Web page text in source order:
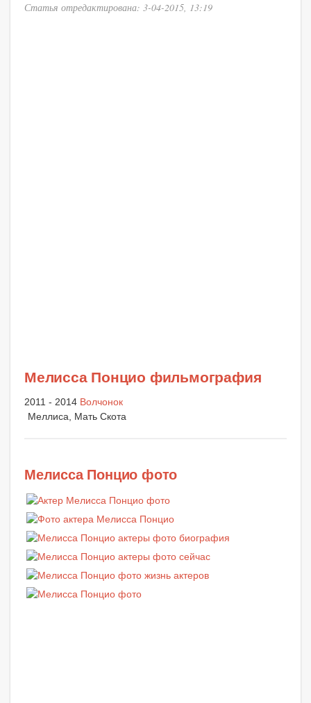
Статья отредактирована: 3-04-2015, 13:19
Мелисса Понцио фильмография
2011 - 2014 Волчонок
Меллиса, Мать Скота
Мелисса Понцио фото